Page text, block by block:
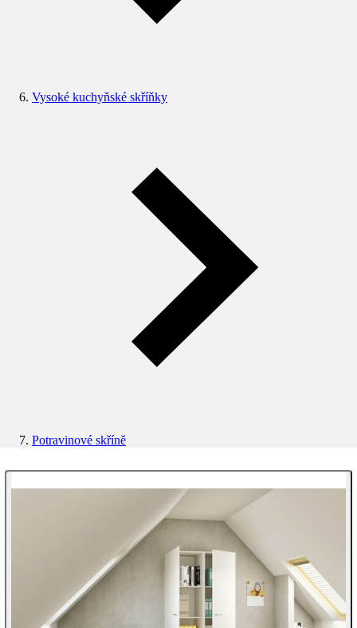
Vysoké kuchyňské skříňky
Potravinové skříně